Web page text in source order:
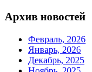
Архив новостей
Февраль, 2026
Январь, 2026
Декабрь, 2025